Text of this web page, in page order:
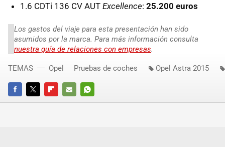
1.6 CDTi 136 CV AUT Excellence: 25.200 euros
Los gastos del viaje para esta presentación han sido
asumidos por la marca. Para más información consulta
nuestra guía de relaciones con empresas.
FACEBOOKTWITTERFLIPBOARD
E-
WHATSAPP
TEMAS Opel Pruebas de coches Opel Astra 2015